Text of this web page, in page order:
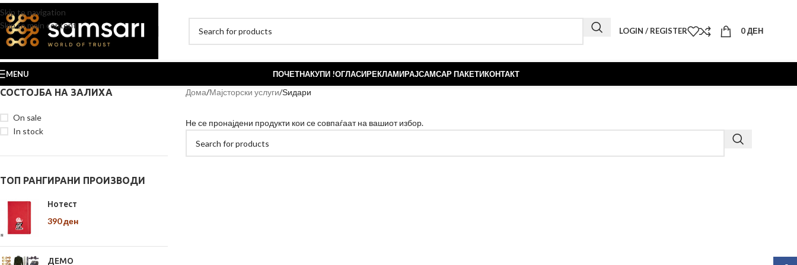
Skip to navigation
Skip to main content
LOGIN / REGISTER 0ДЕН
MENU ПОЧЕТНАКУПИ !ОГЛАСИРЕКЛАМИРАЈСАМСАР ПАКЕТИКОНТАКТ
СОСТОЈБА НА ЗАЛИХА
On sale
In stock
ТОП РАНГИРАНИ ПРОИЗВОДИ
Нотест
390ден
ДЕМО
Дома Мајсторски услуги Ѕидари
Не се пронајдени продукти кои се совпаѓаат на вашиот избор.